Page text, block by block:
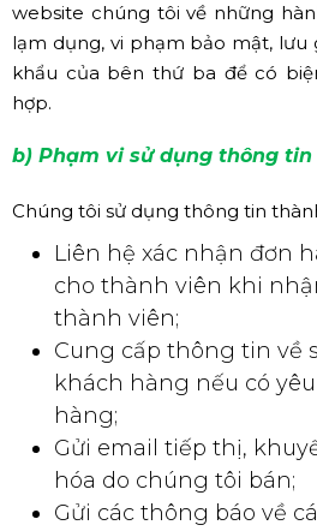
website chúng tôi về những
lạm dụng, vi phạm bảo mật, lưu
khẩu của bên thứ ba để có
hợp.
b) Phạm vi sử dụng thông tin
Chúng tôi sử dụng thông tin
Liên hệ xác nhận đơn
cho thành viên khi
thành viên;
Cung cấp thông tin về
khách hàng nếu có
hàng;
Gửi email tiếp thị,
hóa do chúng tôi bán;
Gửi các thông báo về